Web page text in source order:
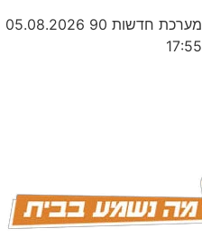
מערכת חדשות 90
05.08.2026
17:55